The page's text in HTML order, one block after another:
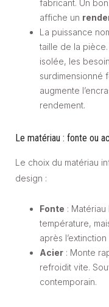
fabricant. Un
affiche un
La puissance
taille de la pièce.
isolée, les
surdimensionné
augmente
rendement.
Le matériau : fonte ou
Le choix du matériau
design :
Fonte :
température,
après
Acier : Monte
refroidit vite.
contemporain.